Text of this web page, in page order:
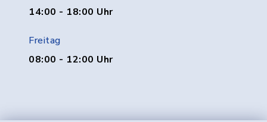
14:00 - 18:00 Uhr
Freitag
08:00 - 12:00 Uhr